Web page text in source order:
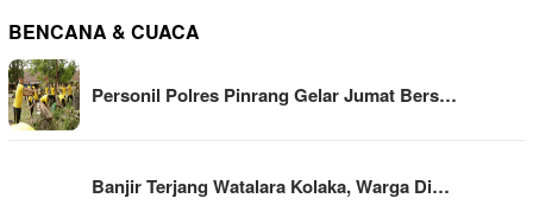
BENCANA & CUACA
Personil Polres Pinrang Gelar Jumat Bers…
Banjir Terjang Watalara Kolaka, Warga Di…